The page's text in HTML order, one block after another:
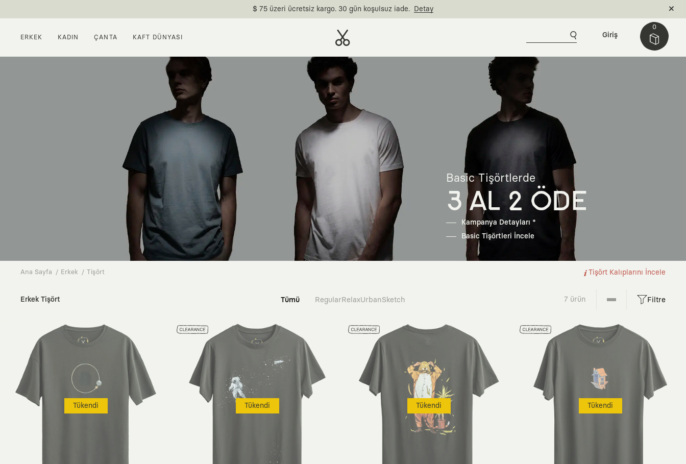
$ 75 üzeri ücretsiz kargo. 30 gün koşulsuz iade. Detay
ERKEK KADIN ÇANTA KAFT DÜNYASI
0
Giriş
Basic Tişörtlerde
3 AL 2 ÖDE
Kampanya Detayları *
Basic Tişörtleri İncele
Ana Sayfa Erkek Tişört Tişört Kalıplarını İncele
Erkek Tişört Tümü RegularRelaxUrbanSketch 7 ürün Filtre
Tükendi Tükendi Tükendi Tükendi